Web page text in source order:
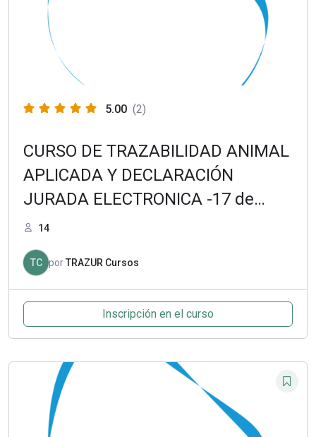
5.00 (2)
CURSO DE TRAZABILIDAD ANIMAL
APLICADA Y DECLARACIÓN
JURADA ELECTRONICA -17 de
enero de 2022
14
TC porTRAZUR Cursos
Inscripción en el curso